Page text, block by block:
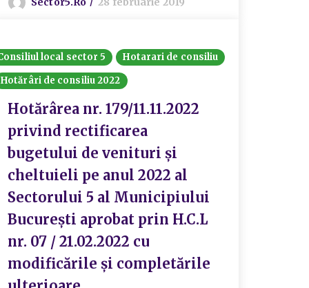
local sector 5
Hotarari de consiliu
Hotărâri de consiliu 2022
Hotărârea nr. 179/11.11.2022
privind rectificarea
bugetului de venituri și
cheltuieli pe anul 2022 al
Sectorului 5 al Municipiului
București aprobat prin H.C.L
nr. 07 / 21.02.2022 cu
modificările și completările